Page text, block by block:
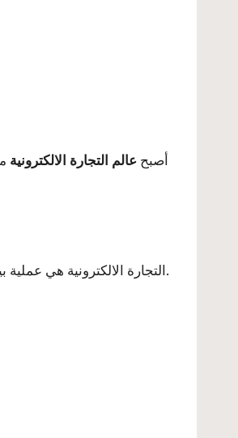
أصبح عالم التجارة الالكترونية
التجارة الالكترونية هي عملية بيع وشراء المنتجات أو الخدمات عبر الإنترنت. تشمل هذه العملية كافة الأنشطة التجارية من البحث عن المنتجات إلى إتمام عمليات البيع والتسليم.